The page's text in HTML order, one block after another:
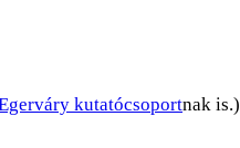
kutatócsoportnak is.)